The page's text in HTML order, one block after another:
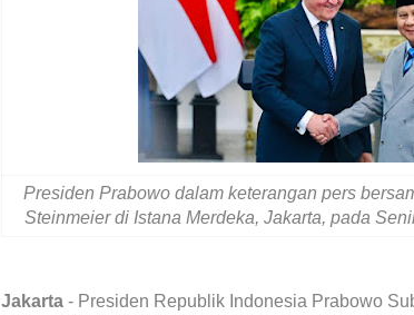
Presiden Prabowo dalam keterangan pers
Steinmeier di Istana Merdeka, Jakarta, pada
Jakarta - Presiden Republik Indonesia Prabowo